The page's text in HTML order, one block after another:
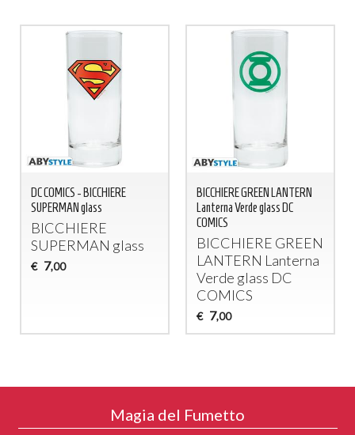
DC COMICS - BICCHIERE
SUPERMAN glass
BICCHIERE
SUPERMAN glass
€ 7,00
BICCHIERE GREEN LANTERN
Lanterna Verde glass DC
COMICS
BICCHIERE GREEN
LANTERN Lanterna
Verde glass DC
COMICS
€ 7,00
Magia del Fumetto